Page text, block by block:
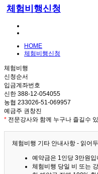
체험비행신청
HOME
체험비행신청
체험비행
신청순서
입금계좌번호
신한 388-12-054055
농협 233026-51-069957
예금주 권창진
* 전문강사와 함께 누구나 즐길수
체험비행 기타 안내사항 - 읽어
예약금은 1인당 3만원입
체험비행 당일 비 또는